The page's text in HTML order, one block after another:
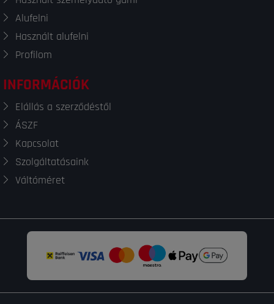
Alufelni
Használt alufelni
Profilom
INFORMÁCIÓK
Elállás a szerződéstől
ÁSZF
Kapcsolat
Szolgáltatásaink
Váltóméret